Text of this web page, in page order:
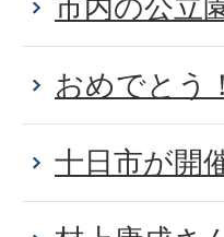
市内の公立
おめでとう
十日市が開